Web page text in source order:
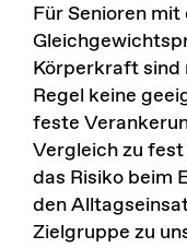
Für Senioren
Körperkraft sind
Regel keine
feste
Vergleich zu
das Risiko beim
den
Zielgruppe zu